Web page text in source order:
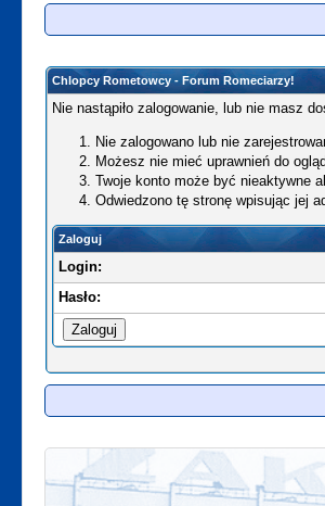
Chlopcy Rometowcy - Forum Romeciarzy!
Nie nastąpiło zalogowanie, lub nie masz
Nie zalogowano lub nie
Możesz nie mieć uprawnień do
Twoje konto może być nieaktywne
Odwiedzono tę stronę wpisując jej
Zaloguj
Login:
Hasło: